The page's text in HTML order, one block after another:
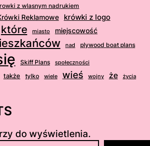
z wlasnym nadrukiem
Reklamowe krówki z logo
które miasto miejscowość
nad plywood boat plans
Skiff Plans społeczności
także tylko wiele wieś wojny że życia
do wyświetlenia.